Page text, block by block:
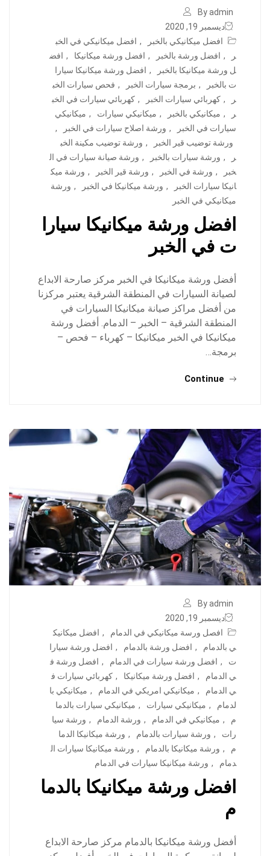
By admin
ديسمبر 19, 2020
افضل ميكانيكي بالخبر
, افضل ميكانيكي في الخب
ر
, افضل ورشة بالخبر , افضل ورشة ميكانيكا , افض
ل ورشة ميكانيكا بالخبر
, افضل ورشة ميكانيكا سيارا
ت بالخبر
, برمجة سيارات الخبر , فحص سيارات الخب
ر
, كهربائي سيارات الخبر , كهربائي سيارات في الخب
ر
, ميكانيكي بالخبر , ميكانيكي سيارات , ميكانيكي
سيارات في الخبر
, ورشة اصلاح سيارات في الخبر
,
ورشة توضيب قير الخبر
, ورشة توضيب مكينة الخب
ر
, ورشة سيارات بالخبر , ورشة صيانة سيارات في ال
خبر
, ورشة في الخبر , ورشة قير الخبر , ورشة ميك
انيكا سيارات الخبر
, ورشة ميكانيكا في الخبر , ورشة
ميكانيكي في الخبر
افضل ورشة ميكانيكا سيارا
ت في الخبر
أفضل ورشة ميكانيكا في الخبر مركز صارحة الابداع
لصيانة السيارات في المنطقة الشرقية يعتبر مركزنا
من أفضل مراكز صيانة ميكانيكا السيارات في
المنطقة الشرقية – الخبر – الدمام. أفضل ورشة
ميكانيكا في الخبر ميكانيكا – كهرباء – فحص –
برمجة…
Continue
By admin
ديسمبر 19, 2020
افصل ورسة ميكانيكي في الدمام
, افضل ميكانيك
ي بالدمام
, افضل ورشة بالدمام , افضل ورشة سيارا
ت
, افضل ورشة سيارات في الدمام , افضل ورشة ف
ي الدمام
, افضل ورشة ميكانيكا , كهربائي سيارات ف
ي الدمام
, ميكانيكي امريكي في الدمام , ميكانيكي با
لدمام
, ميكانيكي سيارات , ميكانيكي سيارات بالدما
م
, ميكانيكي في الدمام , ورشة الدمام , ورشة سيا
رات
, ورشة سيارات بالدمام , ورشة ميكانيكا الدما
م
, ورشة ميكانيكا بالدمام , ورشة ميكانيكا سيارات ال
دمام
, ورشة ميكانيكا سيارات في الدمام
افضل ورشة ميكانيكا بالدما
م
أفضل ورشة ميكانيكا بالدمام مركز صارحة الابداع